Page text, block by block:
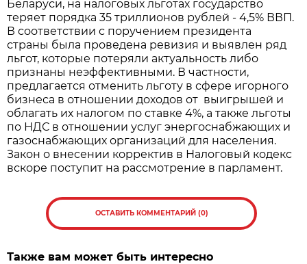
Беларуси, на налоговых льготах государство
теряет порядка 35 триллионов рублей - 4,5% ВВП.
В соответствии с поручением президента
страны была проведена ревизия и выявлен ряд
льгот, которые потеряли актуальность либо
признаны неэффективными. В частности,
предлагается отменить льготу в сфере игорного
бизнеса в отношении доходов от выигрышей и
облагать их налогом по ставке 4%, а также льготы
по НДС в отношении услуг энергоснабжающих и
газоснабжающих организаций для населения.
Закон о внесении корректив в Налоговый кодекс
вскоре поступит на рассмотрение в парламент.
ОСТАВИТЬ КОММЕНТАРИЙ (0)
Также вам может быть интересно